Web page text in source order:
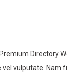
Premium Directory
vulputate. Nam